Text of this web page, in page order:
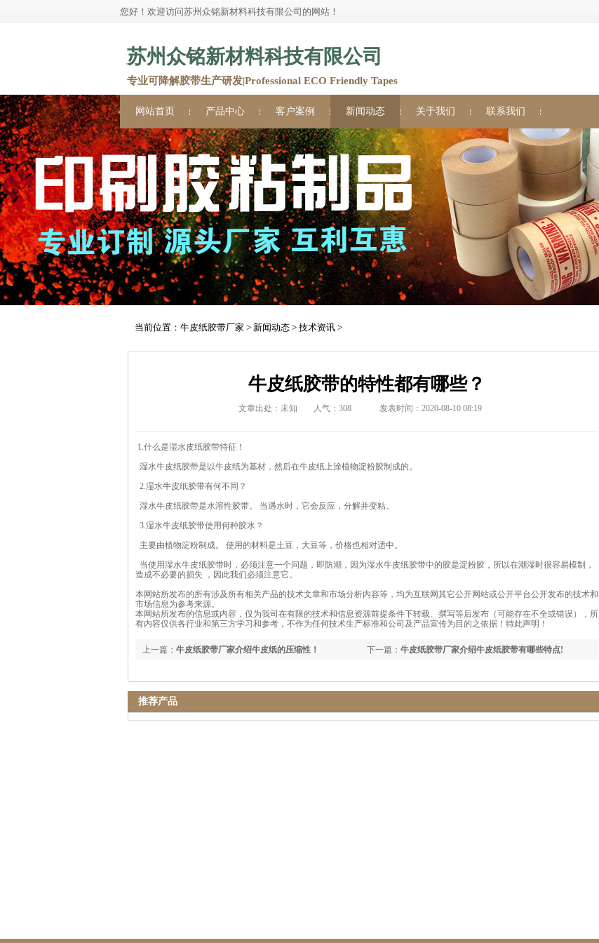
您好！欢迎访问苏州众铭新材料科技有限公司的网站！
苏州众铭新材料科技有限公司
专业可降解胶带生产研发|Professional ECO Friendly Tapes
网站首页 产品中心 客户案例 新闻动态 关于我们 联系我们
当前位置： 牛皮纸胶带厂家 > 新闻动态 > 技术资讯 >
牛皮纸胶带的特性都有哪些？
文章出处：未知 人气： 308 发表时间：2020-08-10 08:19
1.什么是湿水皮纸胶带特征！
湿水牛皮纸胶带是以牛皮纸为基材，然后在牛皮纸上涂植物淀粉胶制成的。
2.湿水牛皮纸胶带有何不同？
湿水牛皮纸胶带是水溶性胶带。 当遇水时，它会反应，分解并变粘。
3.湿水牛皮纸胶带使用何种胶水？
主要由植物淀粉制成。 使用的材料是土豆，大豆等，价格也相对适中。
当使用湿水牛皮纸胶带时，必须注意一个问题，即防潮，因为湿水牛皮纸胶带中的胶是淀粉胶，所以在潮湿时很容易模制，
造成不必要的损失 ，因此我们必须注意它。
本网站所发布的所有涉及所有相关产品的技术文章和市场分析内容等，均为互联网其它公开网站或公开平台公开发布的技术和
市场信息为参考来源。
本网站所发布的信息或内容，仅为我司在有限的技术和信息资源前提条件下转载、撰写等后发布（可能存在不全或错误），所
有内容仅供各行业和第三方学习和参考，不作为任何技术生产标准和公司及产品宣传为目的之依据！特此声明！
下一篇： 牛皮纸胶带厂家介绍牛皮纸胶带有哪些特点!
上一篇： 牛皮纸胶带厂家介绍牛皮纸的压缩性！
推荐产品